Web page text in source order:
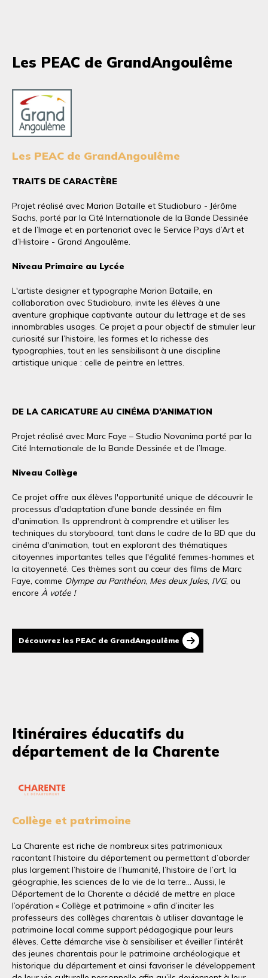
Les PEAC de GrandAngoulême
Les PEAC de GrandAngoulême
TRAITS DE CARACTÈRE
Projet réalisé avec Marion Bataille et Studioburo - Jérôme
Sachs, porté par la Cité Internationale de la Bande Dessinée
et de l’Image et en partenariat avec le Service Pays d’Art et
d’Histoire - Grand Angoulême.
Niveau Primaire au Lycée
L'artiste designer et typographe Marion Bataille, en
collaboration avec Studioburo, invite les élèves à une
aventure graphique captivante autour du lettrage et de ses
innombrables usages. Ce projet a pour objectif de stimuler leur
curiosité sur l’histoire, les formes et la richesse des
typographies, tout en les sensibilisant à une discipline
artistique unique : celle de peintre en lettres.
DE LA CARICATURE AU CINÉMA D’ANIMATION
Projet réalisé avec Marc Faye – Studio Novanima porté par la
Cité Internationale de la Bande Dessinée et de l’Image.
Niveau Collège
Ce projet offre aux élèves l'opportunité unique de découvrir le
processus d'adaptation d'une bande dessinée en film
d'animation. Ils apprendront à comprendre et utiliser les
techniques du storyboard, tant dans le cadre de la BD que du
cinéma d'animation, tout en explorant des thématiques
citoyennes importantes telles que l'égalité femmes-hommes et
la citoyenneté. Ces thèmes sont au cœur des films de Marc
Faye, comme Olympe au Panthéon, Mes deux Jules, IVG, ou
encore À votée !
Découvrez les PEAC de GrandAngoulême
Itinéraires éducatifs du
département de la Charente
Collège et patrimoine
La Charente est riche de nombreux sites patrimoniaux
racontant l’histoire du département ou permettant d’aborder
plus largement l’histoire de l’humanité, l’histoire de l’art, la
géographie, les sciences de la vie de la terre… Aussi, le
Département de la Charente a décidé de mettre en place
l’opération « Collège et patrimoine » afin d’inciter les
professeurs des collèges charentais à utiliser davantage le
patrimoine local comme support pédagogique pour leurs
élèves. Cette démarche vise à sensibiliser et éveiller l’intérêt
des jeunes charentais pour le patrimoine archéologique et
historique du département et ainsi favoriser le développement